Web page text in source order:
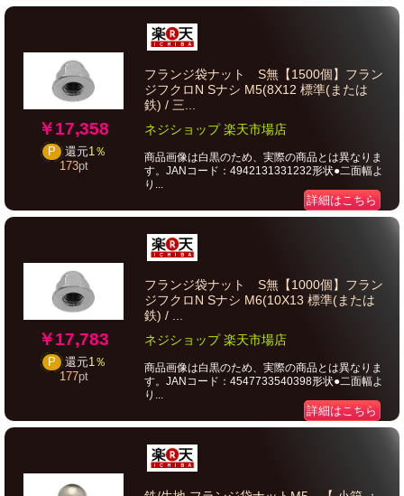
￥17,358
P 還元1％
173pt
フランジ袋ナット S無【1500個】フラン
ジフクロN Sナシ M5(8X12 標準(または
鉄) / 三...
ネジショップ 楽天市場店
商品画像は白黒のため、実際の商品とは異なりま
す。JANコード：4942131331232形状●二面幅よ
り...
詳細はこちら
￥17,783
P 還元1％
177pt
フランジ袋ナット S無【1000個】フラン
ジフクロN Sナシ M6(10X13 標準(または
鉄) / ...
ネジショップ 楽天市場店
商品画像は白黒のため、実際の商品とは異なりま
す。JANコード：4547733540398形状●二面幅よ
り...
詳細はこちら